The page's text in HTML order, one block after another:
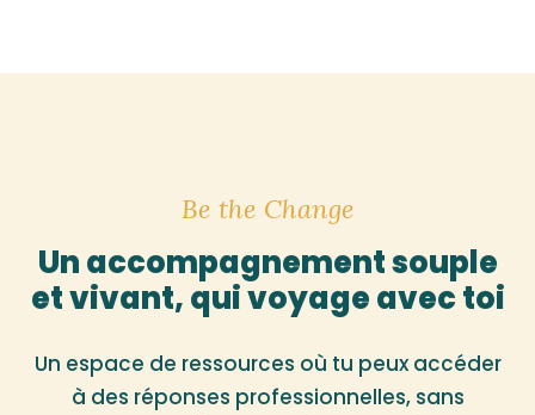
Be the Change
Un accompagnement souple
et vivant, qui voyage avec toi
Un espace de ressources où tu peux accéder
à des réponses professionnelles, sans